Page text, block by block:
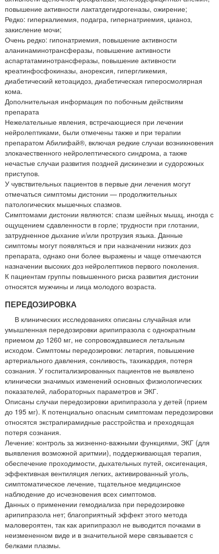
повышение активности лактатдегидрогеназы, ожирение;
Редко: гиперкалиемия, подагра, гипернатриемия, цианоз,
закисление мочи;
Очень редко: гипонатриемия, повышение активности
аланинаминотрансферазы, повышение активности
аспартатаминотрансферазы, повышение активности
креатинфосфокиназы, анорексия, гипергликемия,
диабетический кетоацидоз, диабетическая гиперосмолярная
кома.
Дополнительная информация по побочным действиям
препарата
Нежелательные явления, встречающиеся при лечении
нейролептиками, были отмечены также и при терапии
препаратом Абилифай®, включая редкие случаи возникновения
злокачественного нейролептического синдрома, а также
нечастые случаи развития поздней дискинезии и судорожных
приступов.
У чувствительных пациентов в первые дни лечения могут
отмечаться симптомы дистонии — продолжительных
патологических мышечных спазмов.
Симптомами дистонии являются: спазм шейных мышц, иногда с
ощущением сдавленности в горле; трудности при глотании,
затрудненное дыхание и/или протрузия языка. Данные
симптомы могут появляться и при назначении низких доз
препарата, однако они более выражены и чаще отмечаются
назначении высоких доз нейролептиков первого поколения.
К пациентам группы повышенного риска развития дистонии
относятся мужчины и лица молодого возраста.
ПЕРЕДОЗИРОВКА
В клинических исследованиях описаны случайная или
умышленная передозировки арипипразола с однократным
приемом до 1260 мг, не сопровождавшиеся летальным
исходом. Симптомы передозировки: летаргия, повышение
артериального давления, сонливость, тахикардия, потеря
сознания. У госпитализированных пациентов не выявлено
клинически значимых изменений основных физиологических
показателей, лабораторных параметров и ЭКГ.
Описаны случаи передозировки арипипразола у детей (прием
до 195 мг). К потенциально опасным симптомам передозировки
относятся экстрапирамидные расстройства и преходящая
потеря сознания.
Лечение: контроль за жизненно-важными функциями, ЭКГ (для
выявления возможной аритмии), поддерживающая терапия,
обеспечение проходимости, дыхательных путей, оксигенация,
эффективная вентиляция легких, активированный уголь,
симптоматическое лечение, тщательное медицинское
наблюдение до исчезновения всех симптомов.
Данных о применении гемодиализа при передозировке
арипипразола нет; благоприятный эффект этого метода
маловероятен, так как арипипразол не выводится почками в
неизмененном виде и в значительной мере связывается с
белками плазмы.